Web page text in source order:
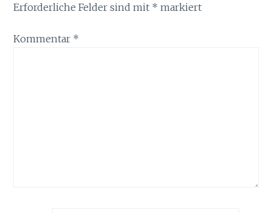
Erforderliche Felder sind mit * markiert
Kommentar *